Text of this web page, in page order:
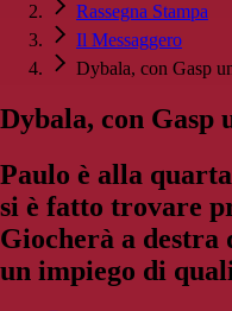
Rassegna Stampa
Il Messaggero
Dybala, con Gasp
Dybala, con Gasp
Paulo è alla
si è fatto trovare
Giocherà a destra
un impiego di